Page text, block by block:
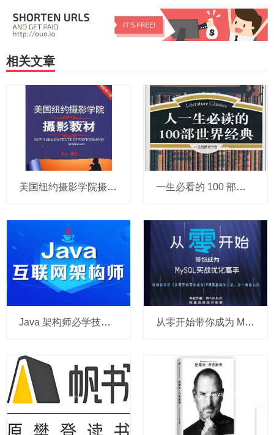
相关文章
美国纽约摄影学院摄影教材（上下册）「扫描」PDF 电子书 一生必看的 100 部世界经典名著
Java 架构师必学技术书籍 从零开始带你成为 MySQL 实战优化高手